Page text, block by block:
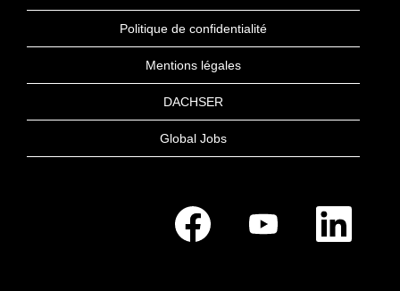
Politique de confidentialité
Mentions légales
DACHSER
Global Jobs
o
S
u